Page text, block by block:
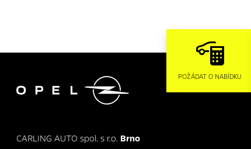
 POŽÁDAT O NABÍDKU
CARLING AUTO spol. s r.o. Brno